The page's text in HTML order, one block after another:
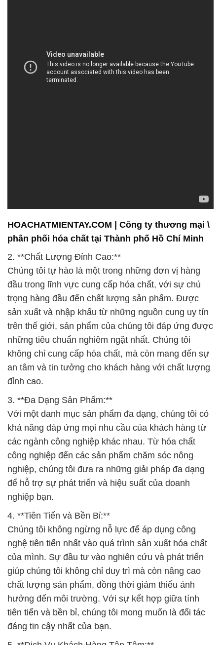
Chúng tôi tự hào là một trong những đơn vị hàng
đầu trong lĩnh vực cung cấp hóa chất, với sự chú
trọng hàng đầu đến chất lượng sản phẩm. Được
sản xuất và nhập khẩu từ những nguồn cung uy tín
trên thế giới, sản phẩm của chúng tôi đáp ứng được
những tiêu chuẩn nghiêm ngặt nhất. Chúng tôi
không chỉ cung cấp hóa chất, mà còn mang đến sự
an tâm và tin tưởng cho khách hàng với chất lượng
đỉnh cao.
3. **Đa Dạng Sản Phẩm:**
Với một danh mục sản phẩm đa dạng, chúng tôi có
khả năng đáp ứng mọi nhu cầu của khách hàng từ
các ngành công nghiệp khác nhau. Từ hóa chất
công nghiệp đến các sản phẩm chăm sóc nông
nghiệp, chúng tôi đưa ra những giải pháp đa dạng
để hỗ trợ sự phát triển và hiệu suất của doanh
nghiệp bạn.
4. **Tiên Tiến và Bền Bỉ:**
Chúng tôi không ngừng nỗ lực để áp dụng công
nghệ tiên tiến nhất vào quá trình sản xuất hóa chất
của mình. Sự đầu tư vào nghiên cứu và phát triển
giúp chúng tôi không chỉ duy trì mà còn nâng cao
chất lượng sản phẩm, đồng thời giảm thiểu ảnh
hưởng đến môi trường. Với sự kết hợp giữa tính
tiên tiến và bền bỉ, chúng tôi mong muốn là đối tác
đáng tin cậy nhất của bạn.
5. **Dịch Vụ Khách Hàng Tận Tâm:**
Chúng tôi hiểu rằng mối quan hệ với khách hàng
không chỉ dừng lại sau giao dịch mua bán. Đội ngũ
chăm sóc khách hàng của chúng tôi luôn sẵn sàng
lắng nghe và giải đáp mọi thắc mắc của bạn. Sự tận